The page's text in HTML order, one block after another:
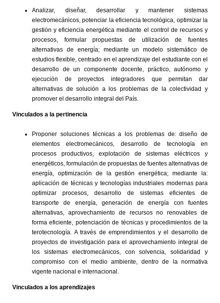
Analizar, diseñar, desarrollar y mantener sistemas
electromecánicos, potenciar la eficiencia tecnológica, optimizar la
gestión y eficiencia energética mediante el control de recursos y
procesos, formular propuestas de utilización de fuentes
alternativas de energía; mediante un modelo sistemático de
estudios flexible, centrado en el aprendizaje del estudiante con el
desarrollo de un componente docente, práctico, autónomo y
ejecución de proyectos integradores que permitan dar
alternativas de solución a los problemas de la colectividad y
promover el desarrollo integral del País.
Vinculados a la pertinencia
Proponer soluciones técnicas a los problemas de: diseño de
elementos electromecánicos, desarrollo de tecnología en
procesos productivos, explotación de sistemas eléctricos y
energéticos, formulación de propuestas de fuentes alternativas de
energía, optimización de la gestión energética; mediante la:
aplicación de técnicas y tecnologías industriales modernas para
optimizar procesos, desarrollo de sistemas eficientes de
transporte de energía, generación de energía con fuentes
alternativas, aprovechamiento de recursos no renovables de
forma eficiente, potenciación de técnicas y procedimientos de la
terotecnología. A través de emprendimientos y el desarrollo de
proyectos de investigación para el aprovechamiento integral de
los sistemas electromecánicos, con solvencia, solidaridad y
compromiso con el medio ambiente, dentro de la normativa
vigente nacional e internacional.
Vinculados a los aprendizajes